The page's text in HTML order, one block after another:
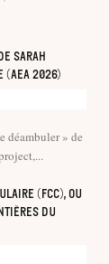
Sarah
2026)
déambuler » de
(FCC), ou
du